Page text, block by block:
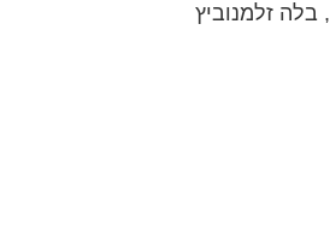
, בלה זלמנוביץ